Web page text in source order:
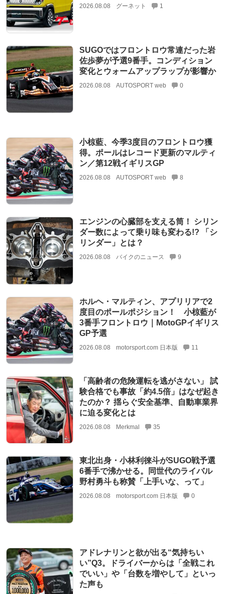
2026.08.08 グーネット 1
SUGOではフロントロウ常連だった岩
佐歩夢が予選9番手。コンディション
変化とウォームアップラップが影響か
2026.08.08 AUTOSPORT web 0
小椋藍、今季3度目のフロントロウ獲
得。ポールはレコード更新のマルティ
ン／第12戦イギリスGP
2026.08.08 AUTOSPORT web 8
エンジンの心臓部を支える筒！ シリン
ダー数によって乗り味も変わる!? 「シ
リンダー」とは？
2026.08.08 バイクのニュース 9
ホルヘ・マルティン、アプリリアで2
度目のポールポジション！ 小椋藍が
3番手フロントロウ｜MotoGPイギリス
GP予選
2026.08.08 motorsport.com 日本版 11
「高齢者の危険運転を逃がさない」 試
験合格でも事故「約4.5倍」はなぜ起き
たのか？ 揺らぐ安全基準、自動車業界
に迫る変化とは
2026.08.08 Merkmal 35
東北出身・小林利徠斗がSUGO戦予選
6番手で沸かせる。同世代のライバル
野村勇斗も称賛「上手いな、って」
2026.08.08 motorsport.com 日本版 0
アドレナリンと欲が出る“気持ちい
い”Q3。ドライバーからは「全戦これ
でいい」や「台数を増やして」といっ
た声も